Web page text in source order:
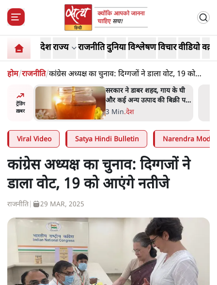
देशराज्य राजनीतिदुनियाविश्लेषणविचारवीडियो
होम/राजनीति/कांग्रेस अध्यक्ष का चुनाव: दिग्गजों ने डाला वोट, 19 को
आएंगे नतीजे
ट्रेंडिंग
ख़बर
के घी
पर
'महाराष्ट्र में गैर बीजेपी वोटरों के
नामों को काटने की बड़ी साज़िश'-
रोहित पवार का आरोप
4 Min.महाराष्ट्र
Viral Video Satya Hindi Bulletin Narendra Modi
कांग्रेस अध्यक्ष का चुनाव: दिग्गजों ने
डाला वोट, 19 को आएंगे नतीजे
राजनीति 29 MAR, 2025